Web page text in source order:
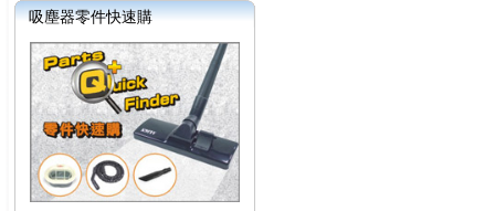
吸塵器零件快速購